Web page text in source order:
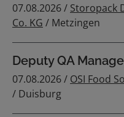
07.08.2026 / Storopack
Co. KG / Metzingen
Deputy QA
07.08.2026 / OSI Food
/ Duisburg